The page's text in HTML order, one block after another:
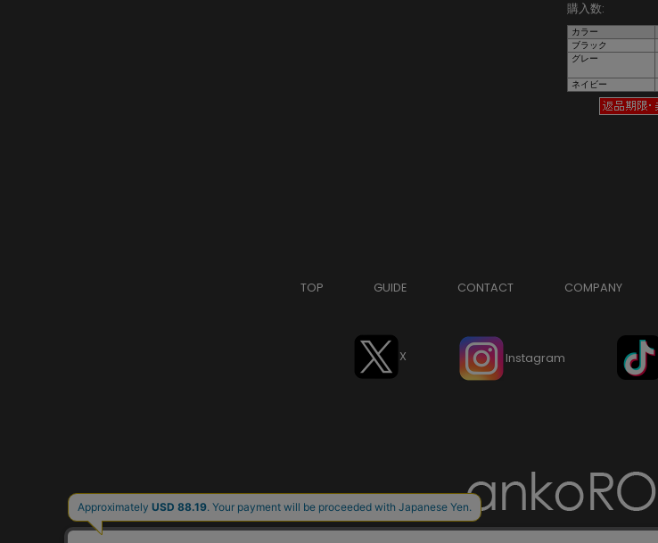
購入数:
カラー
ブラック
グレー
ネイビー
TOP GUIDE CONTACT COMPANY
X Instagram